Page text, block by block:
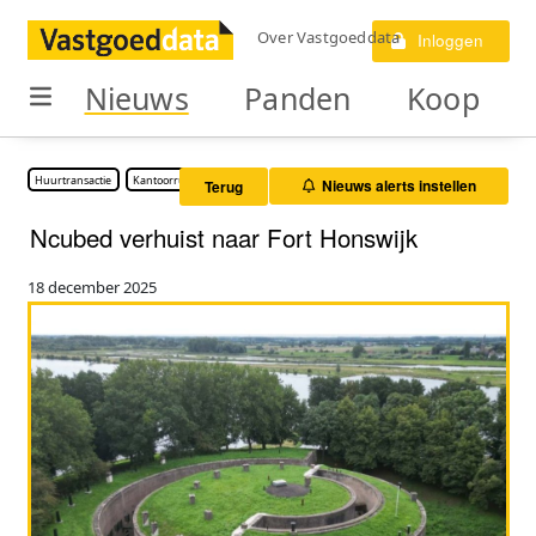
Over Vastgoeddata Inloggen
Nieuws Panden Koop
Huurtransactie KantoorruimteTerug Nieuws alerts instellen
Ncubed verhuist naar Fort Honswijk
18 december 2025